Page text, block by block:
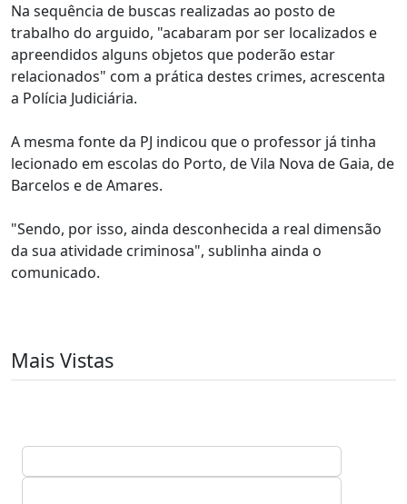
Na sequência de buscas realizadas ao posto de
trabalho do arguido, "acabaram por ser localizados e
apreendidos alguns objetos que poderão estar
relacionados" com a prática destes crimes, acrescenta
a Polícia Judiciária.
A mesma fonte da PJ indicou que o professor já tinha
lecionado em escolas do Porto, de Vila Nova de Gaia, de
Barcelos e de Amares.
"Sendo, por isso, ainda desconhecida a real dimensão
da sua atividade criminosa", sublinha ainda o
comunicado.
Mais Vistas